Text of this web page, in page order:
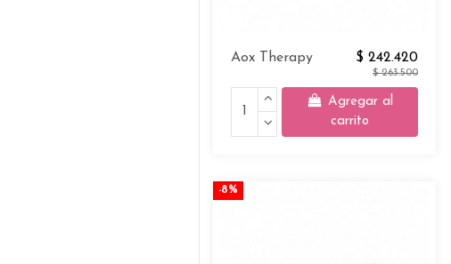
Aox Therapy $ 242.420
$ 263.500
Agregar al
carrito
-8%